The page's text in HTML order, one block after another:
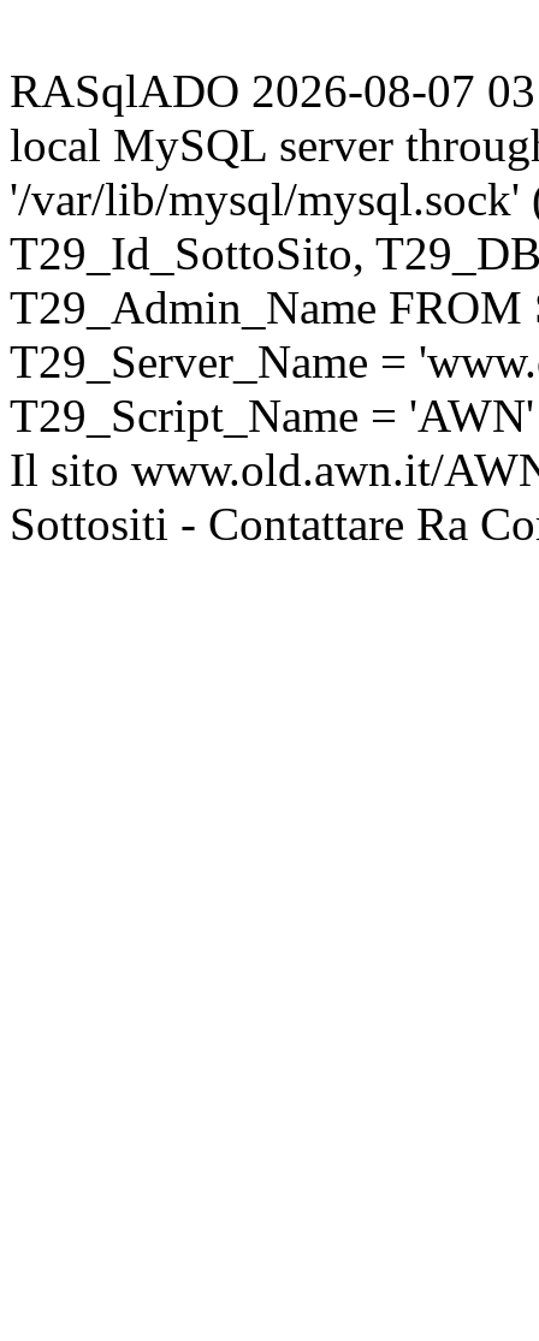
RASqlADO 2026-08-07
local MySQL server
'/var/lib/mysql/mysql.sock'
T29_Id_SottoSito,
T29_Admin_Name
T29_Server_Name =
T29_Script_Name = 'AWN'
Il sito www.old.awn.it/
Sottositi - Contattare Ra